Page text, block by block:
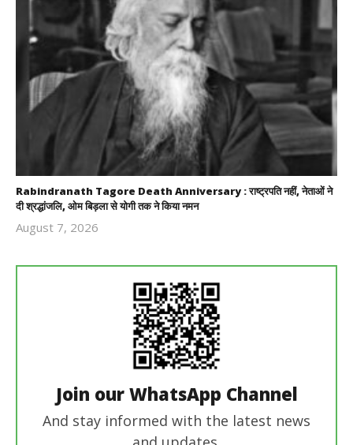
Rabindranath Tagore Death Anniversary : राष्ट्रपति नहीं, नेताओं ने
दी श्रद्धांजलि, ओम बिड़ला से योगी तक ने किया नमन
August 7, 2026
Join our WhatsApp Channel
And stay informed with the latest news